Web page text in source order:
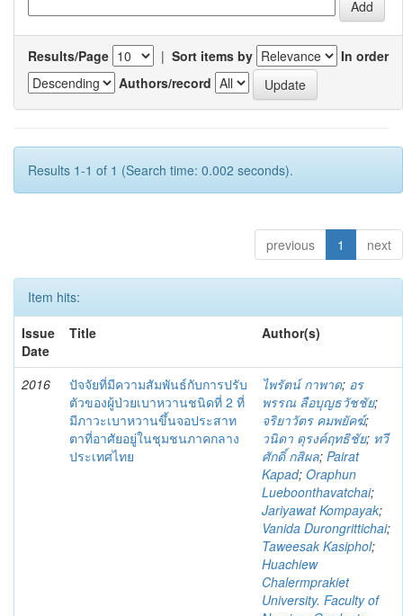
Results/Page | Sort items by
In order
Authors/record
Results 1-1 of 1 (Search time: 0.002 seconds).
previous 1 next
Item hits:
Issue
Date
Title Author(s)
2016
ปัจจัยที่มีความสัมพันธ์กับการปรับ
ตัวของผู้ป่วยเบาหวานชนิดที่ 2 ที่
มีภาวะเบาหวานขึ้นจอประสาท
ตาที่อาศัยอยู่ในชุมชนภาคกลาง
ประเทศไทย
ไพรัตน์ กาพาด; อร
พรรณ ลือบุญธวัชชัย;
จริยาวัตร คมพยัคฆ์;
วนิดา ดุรงค์ฤทธิชัย; ทวี
ศักดิ์ กสิผล; Pairat
Kapad; Oraphun
Lueboonthavatchai;
Jariyawat Kompayak;
Vanida Durongrittichai;
Taweesak Kasiphol;
Huachiew
Chalermprakiet
University. Faculty of